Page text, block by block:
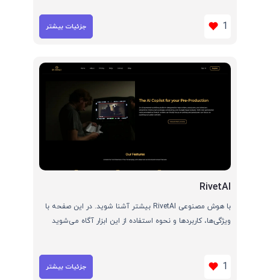
1 جزئیات بیشتر
RivetAI
با هوش مصنوعی RivetAI بیشتر آشنا شوید. در این صفحه با
ویژگی‌ها، کاربردها و نحوه استفاده از این ابزار آگاه می‌شوید
1 جزئیات بیشتر